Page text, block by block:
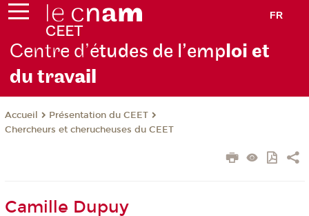
FR
Centre d’études de l’emploi et
du travail
Accueil
Présentation du CEET
Chercheurs et cherucheuses du CEET
Camille Dupuy